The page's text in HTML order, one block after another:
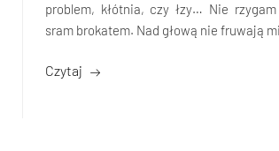
problem, kłótnia, czy łzy… Nie
sram brokatem. Nad głową nie fruwają
Czytaj